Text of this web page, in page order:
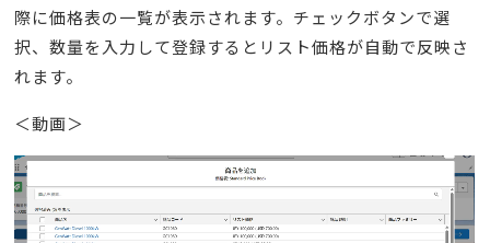
際に価格表の一覧が表示されます。チェックボタンで選
択、数量を入力して登録するとリスト価格が自動で反映さ
れます。
＜動画＞